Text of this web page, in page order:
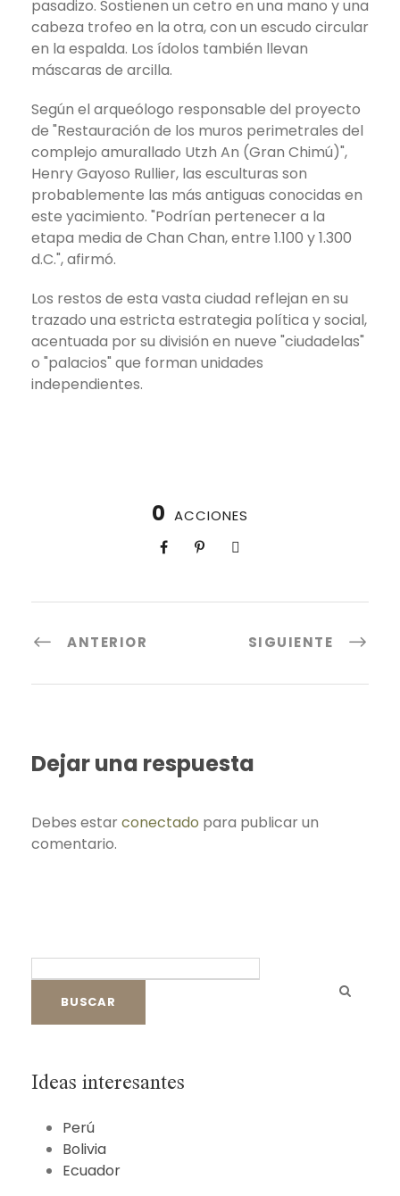
pasadizo. Sostienen un cetro en una mano y una
cabeza trofeo en la otra, con un escudo circular
en la espalda. Los ídolos también llevan
máscaras de arcilla.
Según el arqueólogo responsable del proyecto
de "Restauración de los muros perimetrales del
complejo amurallado Utzh An (Gran Chimú)",
Henry Gayoso Rullier, las esculturas son
probablemente las más antiguas conocidas en
este yacimiento. "Podrían pertenecer a la
etapa media de Chan Chan, entre 1.100 y 1.300
d.C.", afirmó.
Los restos de esta vasta ciudad reflejan en su
trazado una estricta estrategia política y social,
acentuada por su división en nueve "ciudadelas"
o "palacios" que forman unidades
independientes.
0 ACCIONES
ANTERIOR SIGUIENTE
Dejar una respuesta
Debes estarconectado para publicar un
comentario.
c
r
:
Ideas interesantes
Perú
Bolivia
Ecuador